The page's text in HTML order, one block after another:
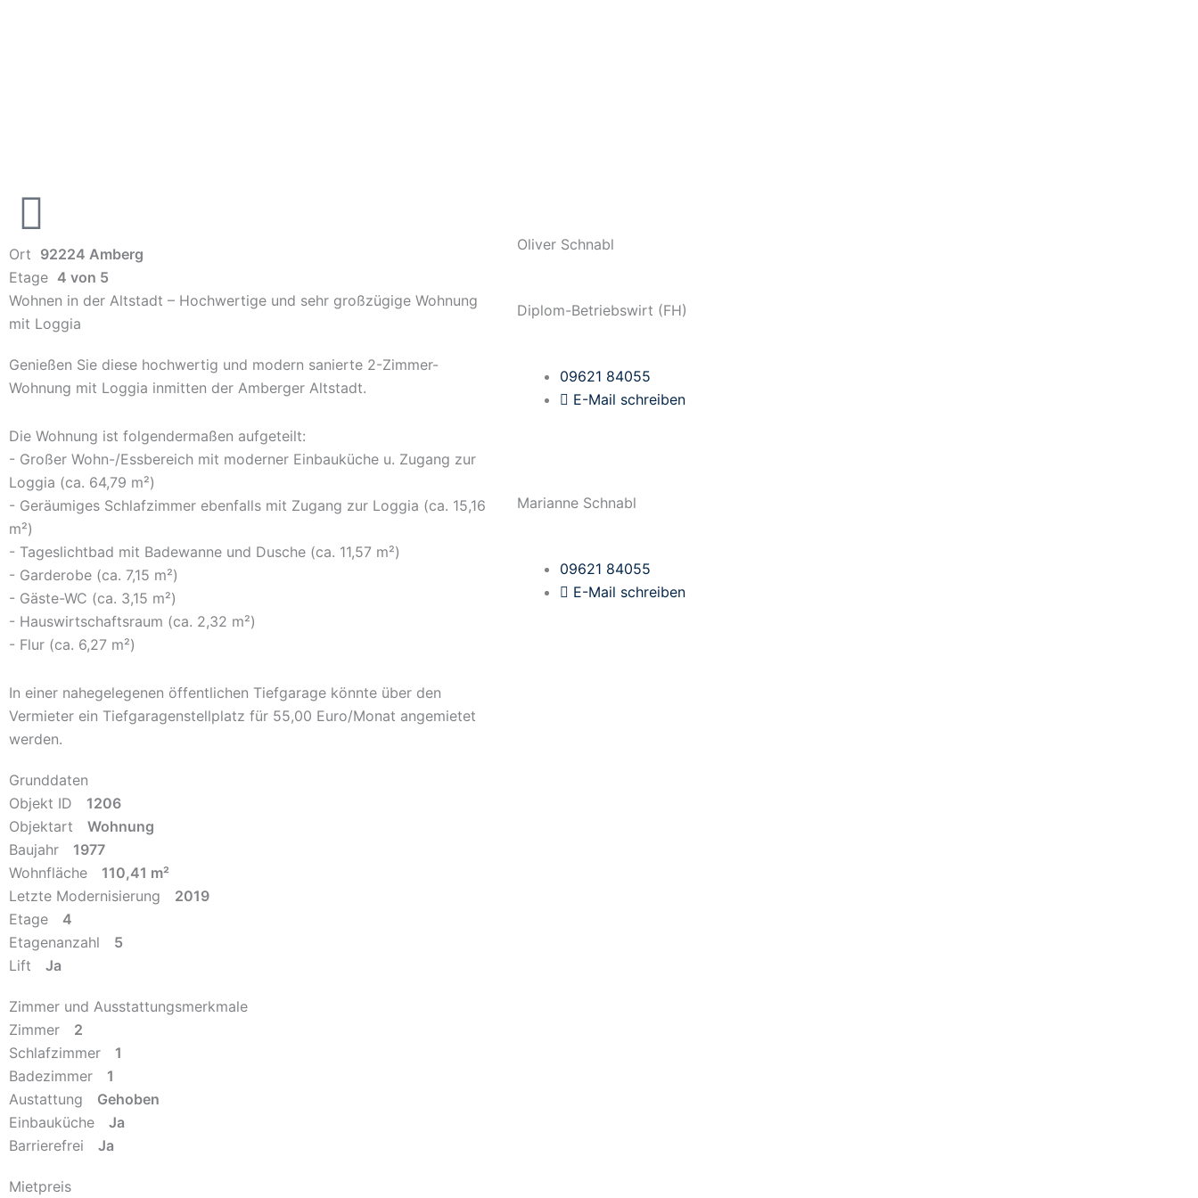
Ort 92224 Amberg
Etage 4 von 5
Wohnen in der Altstadt – Hochwertige und sehr großzügige Wohnung
mit Loggia
Genießen Sie diese hochwertig und modern sanierte 2-Zimmer-
Wohnung mit Loggia inmitten der Amberger Altstadt.
Die Wohnung ist folgendermaßen aufgeteilt:
- Großer Wohn-/Essbereich mit moderner Einbauküche u. Zugang zur
Loggia (ca. 64,79 m²)
- Geräumiges Schlafzimmer ebenfalls mit Zugang zur Loggia (ca. 15,16
m²)
- Tageslichtbad mit Badewanne und Dusche (ca. 11,57 m²)
- Garderobe (ca. 7,15 m²)
- Gäste-WC (ca. 3,15 m²)
- Hauswirtschaftsraum (ca. 2,32 m²)
- Flur (ca. 6,27 m²)
In einer nahegelegenen öffentlichen Tiefgarage könnte über den
Vermieter ein Tiefgaragenstellplatz für 55,00 Euro/Monat angemietet
werden.
Grunddaten
Objekt ID
1206
Objektart
Wohnung
Baujahr
1977
Wohnfläche
110,41 m²
Letzte Modernisierung
2019
Etage
4
Etagenanzahl
5
Lift
Ja
Zimmer und Ausstattungsmerkmale
Zimmer
2
Schlafzimmer
1
Badezimmer
1
Austattung
Gehoben
Einbauküche
Ja
Barrierefrei
Ja
Mietpreis
Oliver Schnabl
Diplom-Betriebswirt (FH)
09621 84055
E-Mail schreiben
Marianne Schnabl
09621 84055
E-Mail schreiben